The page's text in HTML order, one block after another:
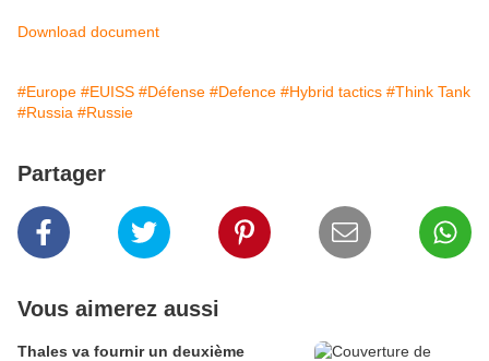
Download document
#Europe #EUISS #Défense #Defence #Hybrid tactics #Think Tank
#Russia #Russie
Partager
Vous aimerez aussi
Thales va fournir un deuxième